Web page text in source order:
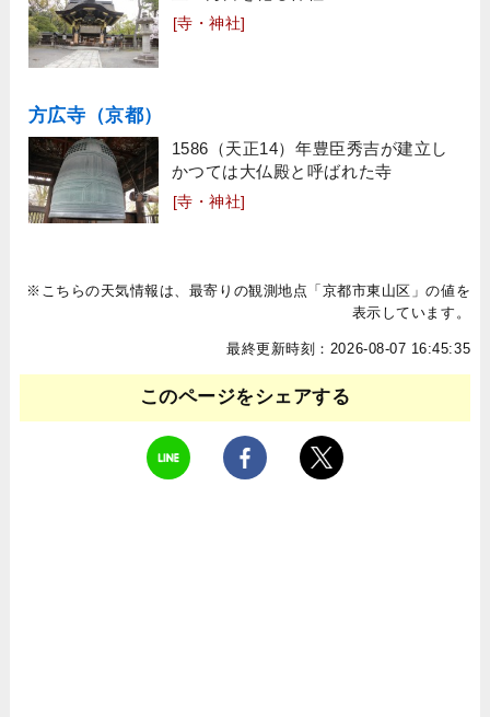
[寺・神社]
方広寺（京都）
1586（天正14）年豊臣秀吉が建立し
かつては大仏殿と呼ばれた寺
[寺・神社]
※こちらの天気情報は、最寄りの観測地点「京都市東山区」の値を
表示しています。
最終更新時刻：2026-08-07 16:45:35
このページをシェアする